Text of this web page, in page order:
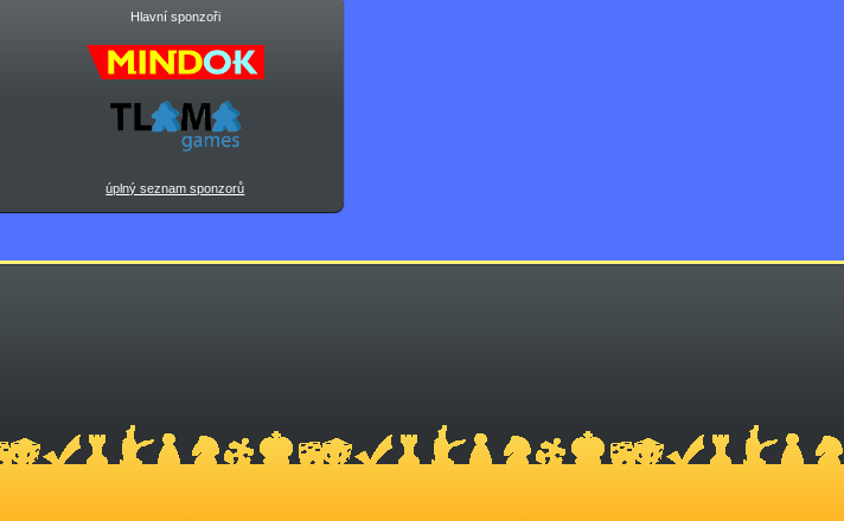
Hlavní sponzoři
úplný seznam sponzorů